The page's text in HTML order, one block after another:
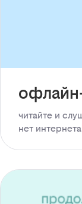
читайте и
нет интернета